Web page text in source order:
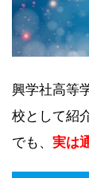
興学社高等
校として紹
でも、 実は